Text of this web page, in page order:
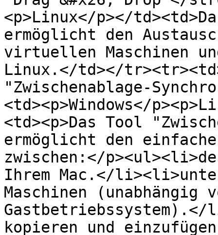
<p>Linux</p></
ermöglicht den
virtuellen Maschinen
Linux.</td></
"Zwischenablage-
<td><p>Windows</
<td><p>Das Tool
ermöglicht den
zwischen:</
Ihrem Mac.</
Maschinen
Gastbetriebssystem).</
kopieren und